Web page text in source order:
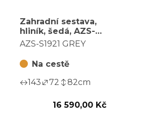
Zahradní sestava,
hliník, šedá, AZS-
S1921 GREY
AZS-S1921 GREY
Na cestě
143
72 82cm
16 590,00 Kč